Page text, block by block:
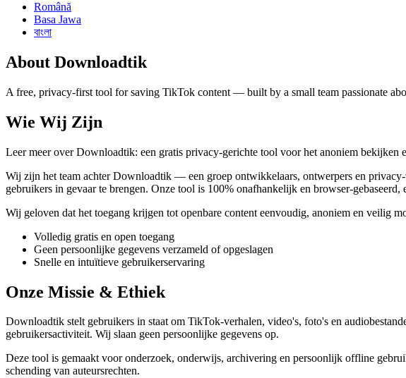
Română
Basa Jawa
বাংলা
About Downloadtik
A free, privacy-first tool for saving TikTok content — built by a small team passionate
Wie Wij Zijn
Leer meer over Downloadtik: een gratis privacy-gerichte tool voor het anoniem bekijken
Wij zijn het team achter Downloadtik — een groep ontwikkelaars, ontwerpers en
gebruikers in gevaar te brengen. Onze tool is 100% onafhankelijk en browser-
Wij geloven dat het toegang krijgen tot openbare content eenvoudig, anoniem en veilig
Volledig gratis en open toegang
Geen persoonlijke gegevens verzameld of opgeslagen
Snelle en intuïtieve gebruikerservaring
Onze Missie & Ethiek
Downloadtik stelt gebruikers in staat om TikTok-verhalen, video's, foto's en
gebruikersactiviteit. Wij slaan geen persoonlijke gegevens op.
Deze tool is gemaakt voor onderzoek, onderwijs, archivering en persoonlijk offline
schending van auteursrechten.